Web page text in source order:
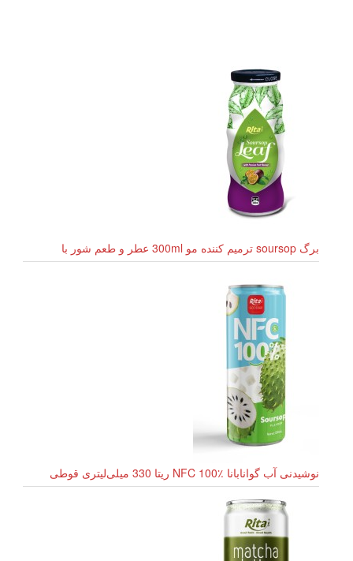
برگ soursop ترمیم کننده مو 300ml عطر و طعم شور با
نوشیدنی آب گوانابانا NFC 100٪ ریتا 330 میلی‌لیتری قوطی